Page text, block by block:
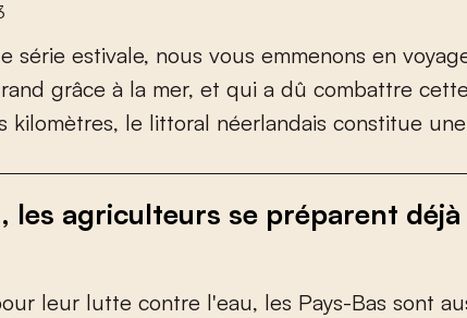
e série estivale, nous vous emmenons en voyag
rand grâce à la mer, et qui a dû combattre cette
kilomètres, le littoral néerlandais constitue une
les agriculteurs se préparent
our leur lutte contre l'eau, les Pays-Bas sont au